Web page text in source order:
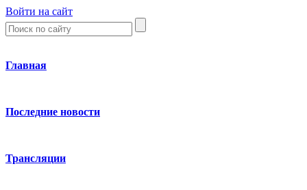
Войти на сайт
Главная
Последние новости
Трансляции